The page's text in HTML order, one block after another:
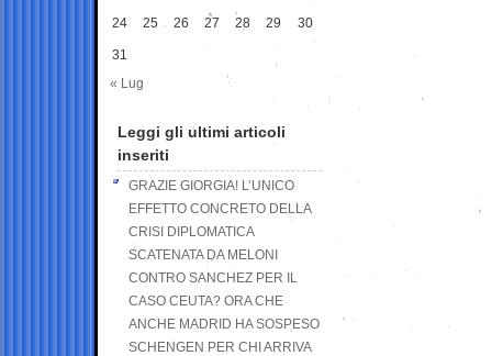
24 25 26 27 28 29 30
31
« Lug
Leggi gli ultimi articoli
inseriti
GRAZIE GIORGIA! L’UNICO
EFFETTO CONCRETO DELLA
CRISI DIPLOMATICA
SCATENATA DA MELONI
CONTRO SANCHEZ PER IL
CASO CEUTA? ORA CHE
ANCHE MADRID HA SOSPESO
SCHENGEN PER CHI ARRIVA